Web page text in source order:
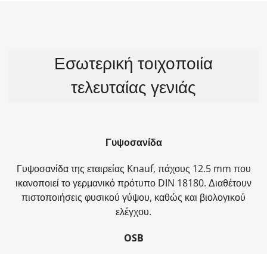
Εσωτερική τοιχοποιία
τελευταίας γενιάς
Γυψοσανίδα
Γυψοσανίδα της εταιρείας Knauf, πάχους 12.5 mm που
ικανοποιεί το γερμανικό πρότυπο DIN 18180. Διαθέτουν
πιστοποιήσεις φυσικού γύψου, καθώς και βιολογικού
ελέγχου.
OSB